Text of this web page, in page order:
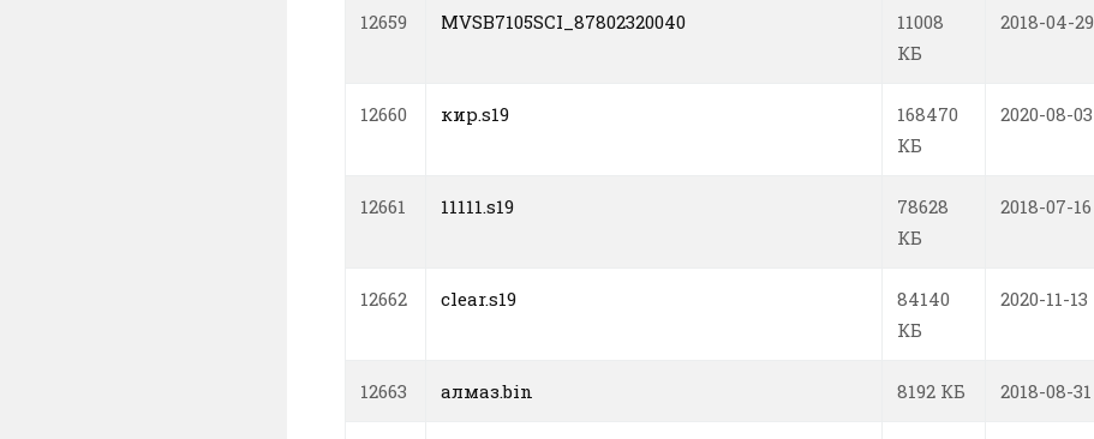
12659 MVSB7105SCI_87802320040
11008
КБ
2018-04-29
12660 кир.s19
168470
КБ
2020-08-03
12661 11111.s19
78628
КБ
2018-07-16
12662 clear.s19
84140
КБ
2020-11-13
12663 алмаз.bin 8192 КБ 2018-08-31